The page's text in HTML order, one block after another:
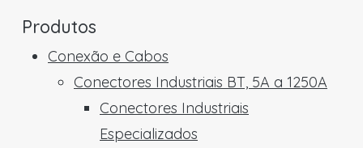
Produtos
Conexão e Cabos
Conectores Industriais BT, 5A a 1250A
Conectores Industriais
Especializados